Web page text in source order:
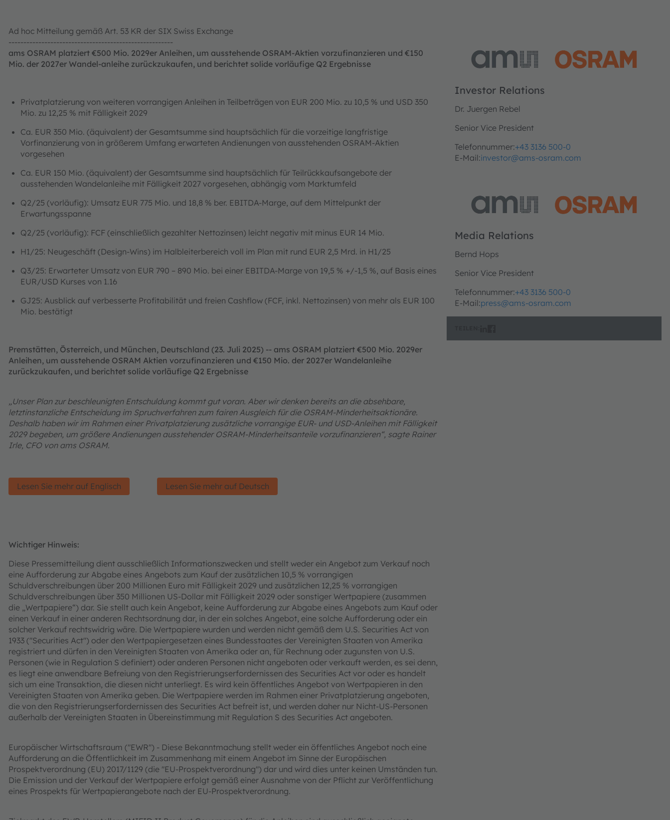
Ad hoc Mitteilung gemäß Art. 53 KR der SIX Swiss Exchange
-------------------------------------------------------
ams OSRAM platziert €500 Mio. 2029er Anleihen, um ausstehende OSRAM-Aktien vorzufinanzieren und €150
Mio. der 2027er Wandel-anleihe zurückzukaufen, und berichtet solide vorläufige Q2 Ergebnisse
Privatplatzierung von weiteren vorrangigen Anleihen in Teilbeträgen von EUR 200 Mio. zu 10,5 % und USD 350
Mio. zu 12,25 % mit Fälligkeit 2029
Ca. EUR 350 Mio. (äquivalent) der Gesamtsumme sind hauptsächlich für die vorzeitige langfristige
Vorfinanzierung von in größerem Umfang erwarteten Andienungen von ausstehenden OSRAM-Aktien
vorgesehen
Ca. EUR 150 Mio. (äquivalent) der Gesamtsumme sind hauptsächlich für Teilrückkaufsangebote der
ausstehenden Wandelanleihe mit Fälligkeit 2027 vorgesehen, abhängig vom Marktumfeld
Q2/25 (vorläufig): Umsatz EUR 775 Mio. und 18,8 % ber. EBITDA-Marge, auf dem Mittelpunkt der
Erwartungsspanne
Q2/25 (vorläufig): FCF (einschließlich gezahlter Nettozinsen) leicht negativ mit minus EUR 14 Mio.
H1/25: Neugeschäft (Design-Wins) im Halbleiterbereich voll im Plan mit rund EUR 2,5 Mrd. in H1/25
Q3/25: Erwarteter Umsatz von EUR 790 – 890 Mio. bei einer EBITDA-Marge von 19,5 % +/-1,5 %, auf Basis eines
EUR/USD Kurses von 1.16
GJ25: Ausblick auf verbesserte Profitabilität und freien Cashflow (FCF, inkl. Nettozinsen) von mehr als EUR 100
Mio. bestätigt
Premstätten, Österreich, und München, Deutschland (23. Juli 2025) -- ams OSRAM platziert €500 Mio. 2029er
Anleihen, um ausstehende OSRAM Aktien vorzufinanzieren und €150 Mio. der 2027er Wandelanleihe
zurückzukaufen, und berichtet solide vorläufige Q2 Ergebnisse
„Unser Plan zur beschleunigten Entschuldung kommt gut voran. Aber wir denken bereits an die absehbare,
letztinstanzliche Entscheidung im Spruchverfahren zum fairen Ausgleich für die OSRAM-Minderheitsaktionäre.
Deshalb haben wir im Rahmen einer Privatplatzierung zusätzliche vorrangige EUR- und USD-Anleihen mit Fälligkeit
2029 begeben, um größere Andienungen ausstehender OSRAM-Minderheitsanteile vorzufinanzieren“, sagte Rainer
Irle, CFO von ams OSRAM.
Lesen Sie mehr auf Englisch Lesen Sie mehr auf Deutsch
Wichtiger Hinweis:
Diese Pressemitteilung dient ausschließlich Informationszwecken und stellt weder ein Angebot zum Verkauf noch
eine Aufforderung zur Abgabe eines Angebots zum Kauf der zusätzlichen 10,5 % vorrangigen
Schuldverschreibungen über 200 Millionen Euro mit Fälligkeit 2029 und zusätzlichen 12,25 % vorrangigen
Schuldverschreibungen über 350 Millionen US-Dollar mit Fälligkeit 2029 oder sonstiger Wertpapiere (zusammen
die „Wertpapiere“) dar. Sie stellt auch kein Angebot, keine Aufforderung zur Abgabe eines Angebots zum Kauf oder
einen Verkauf in einer anderen Rechtsordnung dar, in der ein solches Angebot, eine solche Aufforderung oder ein
solcher Verkauf rechtswidrig wäre. Die Wertpapiere wurden und werden nicht gemäß dem U.S. Securities Act von
1933 ("Securities Act") oder den Wertpapiergesetzen eines Bundesstaates der Vereinigten Staaten von Amerika
registriert und dürfen in den Vereinigten Staaten von Amerika oder an, für Rechnung oder zugunsten von U.S.
Personen (wie in Regulation S definiert) oder anderen Personen nicht angeboten oder verkauft werden, es sei denn,
es liegt eine anwendbare Befreiung von den Registrierungserfordernissen des Securities Act vor oder es handelt
sich um eine Transaktion, die diesen nicht unterliegt. Es wird kein öffentliches Angebot von Wertpapieren in den
Vereinigten Staaten von Amerika geben. Die Wertpapiere werden im Rahmen einer Privatplatzierung angeboten,
die von den Registrierungserfordernissen des Securities Act befreit ist, und werden daher nur Nicht-US-Personen
außerhalb der Vereinigten Staaten in Übereinstimmung mit Regulation S des Securities Act angeboten.
Europäischer Wirtschaftsraum ("EWR") - Diese Bekanntmachung stellt weder ein öffentliches Angebot noch eine
Aufforderung an die Öffentlichkeit im Zusammenhang mit einem Angebot im Sinne der Europäischen
Prospektverordnung (EU) 2017/1129 (die "EU-Prospektverordnung") dar und wird dies unter keinen Umständen tun.
Die Emission und der Verkauf der Wertpapiere erfolgt gemäß einer Ausnahme von der Pflicht zur Veröffentlichung
eines Prospekts für Wertpapierangebote nach der EU-Prospektverordnung.
Investor Relations
Dr. Juergen Rebel
Senior Vice President
Telefonnummer:+43 3136 500-0
E-Mail:investor@ams-osram.com
Media Relations
Bernd Hops
Senior Vice President
Telefonnummer:+43 3136 500-0
E-Mail:press@ams-osram.com